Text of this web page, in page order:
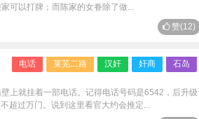
可以打牌；而陈家的女眷除了做...
赞(12)
电话 莱芜二路 汉奸 奸商 石岛
上就挂着一部电话。记得电话号码是6542，后升级
超过万门。说到这里看官大约会推定...